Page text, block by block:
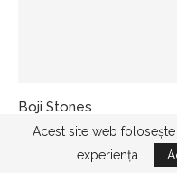
Boji Stones
Acest site web
experiența.